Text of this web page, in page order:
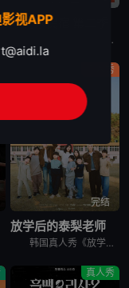
孝利家民宿 第二季
韩国综艺节目《孝利家民宿 第二季》又名：효리네 민박2，讲述了：《孝利家民宿 第二季》继续讲述李尚顺、李孝利夫妇在自家民宿接待客人的故事，本季将展现冬季济州岛的美景，而民宿新职员林允儿和短期兼职生朴宝
真人秀
完结
放学后的泰梨老师
韩国真人秀《放学后的泰梨老师》讲述的，是金泰梨成为某乡村小学的戏剧班老师，给学生们上戏剧课的节目。 成为充满热情的演技老师金泰梨和可爱学生们展开的特别旅程，将为观众带来纯真的笑容和感动。
真人秀
视APP